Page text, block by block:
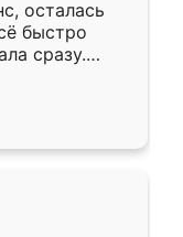
осталась
быстро
сразу.
к
Собрали
даже